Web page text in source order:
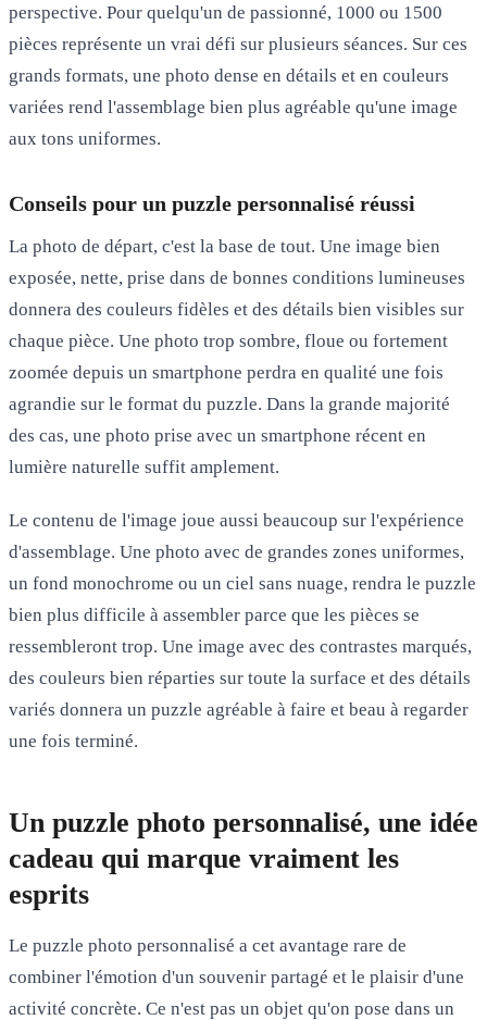
perspective. Pour quelqu'un de passionné, 1000 ou 1500
pièces représente un vrai défi sur plusieurs séances. Sur ces
grands formats, une photo dense en détails et en couleurs
variées rend l'assemblage bien plus agréable qu'une image
aux tons uniformes.
Conseils pour un puzzle personnalisé réussi
La photo de départ, c'est la base de tout. Une image bien
exposée, nette, prise dans de bonnes conditions lumineuses
donnera des couleurs fidèles et des détails bien visibles sur
chaque pièce. Une photo trop sombre, floue ou fortement
zoomée depuis un smartphone perdra en qualité une fois
agrandie sur le format du puzzle. Dans la grande majorité
des cas, une photo prise avec un smartphone récent en
lumière naturelle suffit amplement.
Le contenu de l'image joue aussi beaucoup sur l'expérience
d'assemblage. Une photo avec de grandes zones uniformes,
un fond monochrome ou un ciel sans nuage, rendra le puzzle
bien plus difficile à assembler parce que les pièces se
ressembleront trop. Une image avec des contrastes marqués,
des couleurs bien réparties sur toute la surface et des détails
variés donnera un puzzle agréable à faire et beau à regarder
une fois terminé.
Un puzzle photo personnalisé, une idée
cadeau qui marque vraiment les
esprits
Le puzzle photo personnalisé a cet avantage rare de
combiner l'émotion d'un souvenir partagé et le plaisir d'une
activité concrète. Ce n'est pas un objet qu'on pose dans un